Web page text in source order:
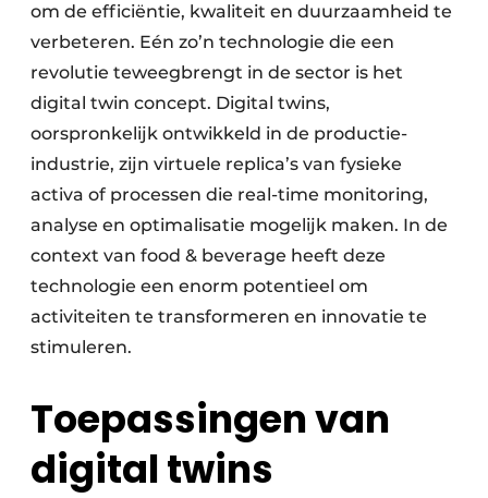
om de efficiëntie, kwaliteit en duurzaamheid te
verbeteren. Eén zo’n technologie die een
revolutie teweegbrengt in de sector is het
digital twin concept. Digital twins,
oorspronkelijk ontwikkeld in de productie-
industrie, zijn virtuele replica’s van fysieke
activa of processen die real-time monitoring,
analyse en optimalisatie mogelijk maken. In de
context van food & beverage heeft deze
technologie een enorm potentieel om
activiteiten te transformeren en innovatie te
stimuleren.
Toepassingen van
digital twins